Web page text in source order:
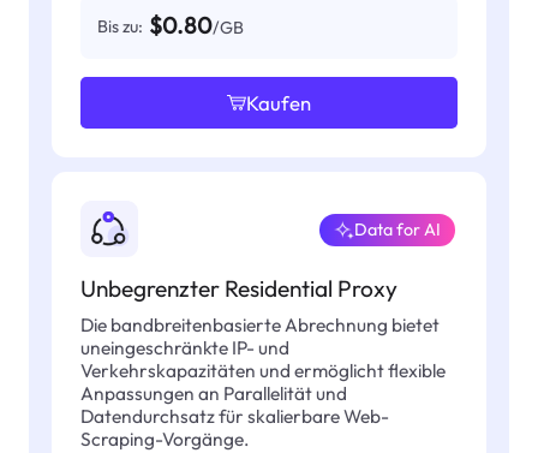
Bis zu: $0.80/GB
Kaufen
Unbegrenzter Residential Proxy
Data for AI
Die bandbreitenbasierte Abrechnung bietet
uneingeschränkte IP- und
Verkehrskapazitäten und ermöglicht flexible
Anpassungen an Parallelität und
Datendurchsatz für skalierbare Web-
Scraping-Vorgänge.